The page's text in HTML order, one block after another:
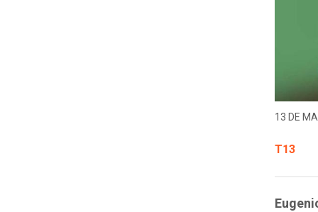
13 DE
T13